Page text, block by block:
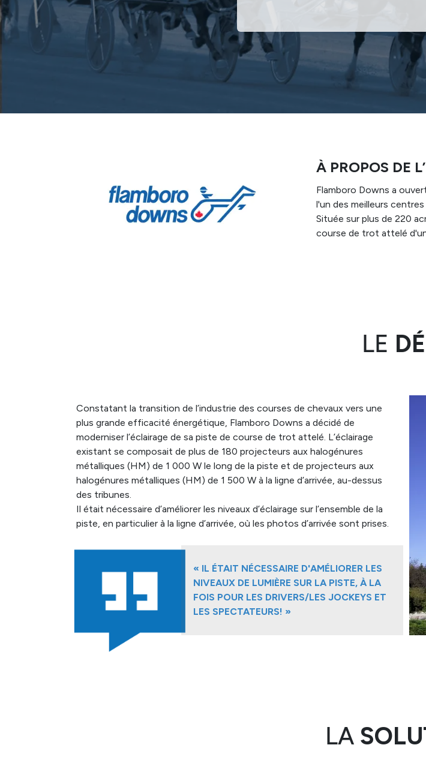
À PROPOS DE
Flamboro Downs a
l'un des meilleurs
Située sur plus de 220
course de trot attelé
LE
Constatant la transition de l’industrie des courses de chevaux vers une
plus grande efficacité énergétique, Flamboro Downs a décidé de
moderniser l’éclairage de sa piste de course de trot attelé. L’éclairage
existant se composait de plus de 180 projecteurs aux halogénures
métalliques (HM) de 1 000 W le long de la piste et de projecteurs aux
halogénures métalliques (HM) de 1 500 W à la ligne d’arrivée, au-dessus
des tribunes.
Il était nécessaire d’améliorer les niveaux d’éclairage sur l’ensemble de la
piste, en particulier à la ligne d’arrivée, où les photos d’arrivée sont prises.
« IL ÉTAIT NÉCESSAIRE D'AMÉLIORER LES
NIVEAUX DE LUMIÈRE SUR LA PISTE, À LA
FOIS POUR LES DRIVERS/LES JOCKEYS ET
LES SPECTATEURS! »
LA